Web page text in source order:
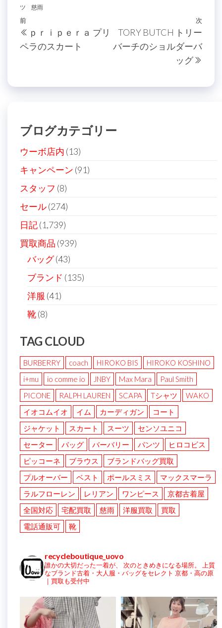
ツ 慈雨
投
稿
ナ
ゲ
シ
ョ
ン
過
去
の
前
ｐｒｉｐｅｒａ プリ
ペラのスカート
次
次
TORY BUTCH トリー
バーチのショルダーバ
ッグ
ブログカテゴリー
ウーボ店内 (13)
キャンペーン (91)
スタッフ (8)
セール(274)
日記(1,739)
買取商品 (939)
バッグ(43)
ブランド (135)
洋服 (41)
靴(8)
TAG CLOUD
BURBERRY coach HIROKO BIS
HIROKO KOSHINO
i+mu
io comme io JNBY Max Mara
Paul Smith
PICONE
RALPH LAUREN SCAPA Tシャツ
WAKO
イオコムイオ
イム カーディガン
コート
ジャケット
スカート スーツ
センソユニコ
セーター
バッグ バーバリー パンツ
ヒロコビス
ピッコーネ
ブラウス
ブランドバッグ買取
プルオーバー
ベスト ポールスミス
マックスマーラ
ラルフローレン
レリアン ワンピース
京都古着屋
全国対応
宅配買取 慈雨 洋服買取
買取
電話通販可
靴
recycleboutique_uovo
誰かの大切だった一着が、 次のときめきになる場所。
上質
なブランド古着・大人服・バッグをセレクト 京都・高の原
｜買取も受付中